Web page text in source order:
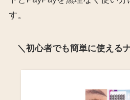
す。
＼初心者でも簡単に使える